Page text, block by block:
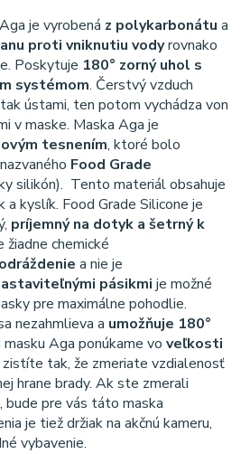
​​Aga je vyrobená z polykarbonátu a
proti vniknutiu vodyrovnako
Poskytuje 180° zorný uhol s
systémom. Čerstvý vzduch
ústami, ten potom vychádza von
v maske. Maska Aga je
tesnením, ktoré bolo
Food Grade
silikón). Tento materiál obsahuje
a kyslík. Food Grade Silicone je
príjemný na dotyk a šetrný k
žiadne chemické
a nie je
pásikmi je možné
pre maximálne pohodlie.
nezahmlieva a umožňuje 180°
masku Aga ponúkame vo veľkosti
tak, že zmeriate vzdialenosť
hrane brady. Ak ste zmerali
pre vás táto maska
je tiež držiak na akčnú kameru,
vybavenie.